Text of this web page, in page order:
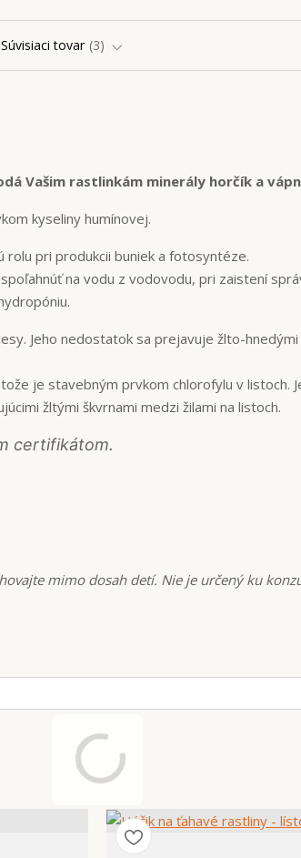
Súvisiaci tovar 3
Vašim rastlinkám minerály horčík a
kyseliny humínovej.
rolu pri produkcii buniek a fotosyntéze.
na vodu z vodovodu, pri zaistení
Jeho nedostatok sa prejavuje žlto-hnedými
je stavebným prvkom chlorofylu v listoch.
žltými škvrnami medzi žilami na listoch.
certifikátom.
mimo dosah detí. Nie je určený ku